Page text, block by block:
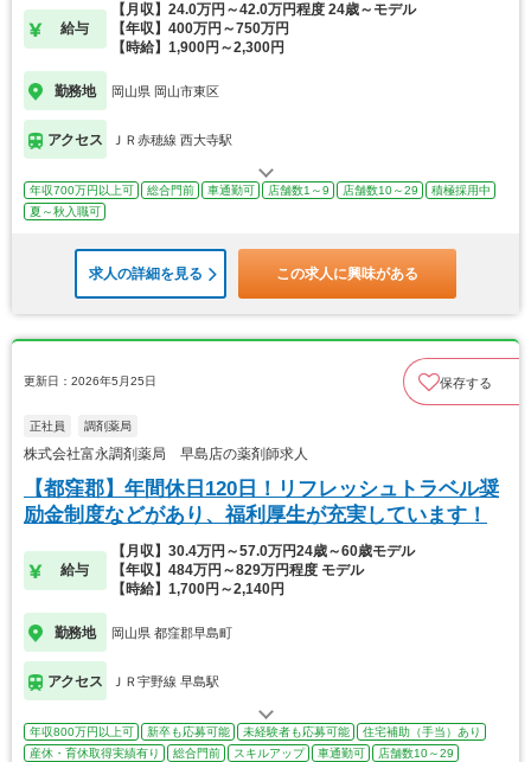
給与
【月収】24.0万円～42.0万円程度 24歳～モデル
【年収】400万円～750万円
【時給】1,900円～2,300円
勤務地 岡山県 岡山市東区
アクセス ＪＲ赤穂線 西大寺駅
年収700万円以上可 総合門前 車通勤可 店舗数1～9 店舗数10～29
積極採用中
夏～秋入職可
求人の詳細を見る この求人に興味がある
更新日：2026年5月25日 保存する
正社員 調剤薬局
株式会社富永調剤薬局 早島店の薬剤師求人
【都窪郡】年間休日120日！リフレッシュトラベル奨
励金制度などがあり、福利厚生が充実しています！
給与
【月収】30.4万円～57.0万円24歳～60歳モデル
【年収】484万円～829万円程度 モデル
【時給】1,700円～2,140円
勤務地 岡山県 都窪郡早島町
アクセス ＪＲ宇野線 早島駅
年収800万円以上可 新卒も応募可能 未経験者も応募可能
住宅補助（手当）あり
産休・育休取得実績有り
総合門前 スキルアップ 車通勤可
店舗数10～29